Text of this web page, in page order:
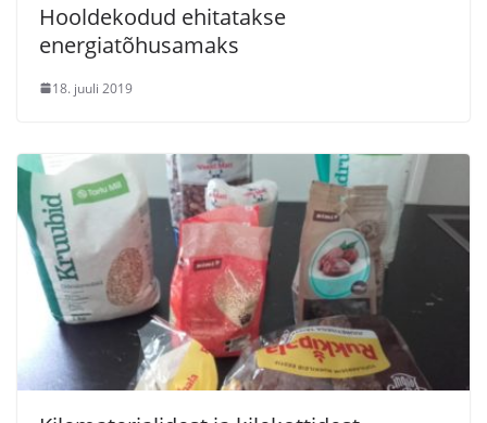
Hooldekodud ehitatakse
energiatõhusamaks
18. juuli 2019